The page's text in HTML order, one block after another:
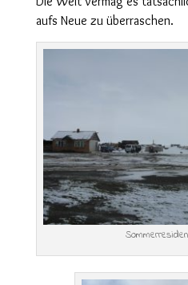
aufs Neue zu überraschen.